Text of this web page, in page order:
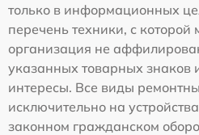
только в информационных
перечень техники, с
организация не
указанных товарных знаков
интересы. Все виды
исключительно на
законном гражданском